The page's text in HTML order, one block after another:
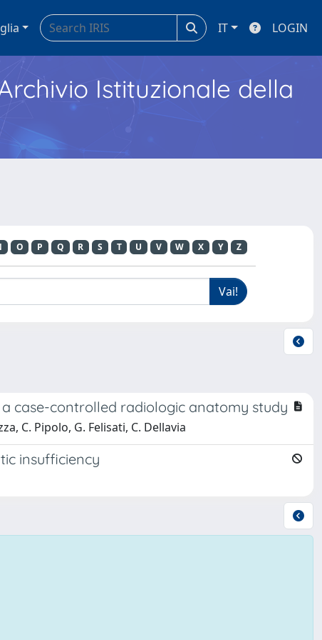
IT LOGIN
Istituzionale della
O P Q R S T U V W X Y Z
case-controlled radiologic anatomy study
C. Pipolo, G. Felisati, C. Dellavia
insufficiency